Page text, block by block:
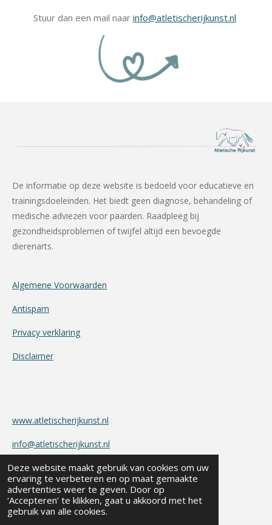
Deze website maakt gebruik van cookies om uw
ervaring te verbeteren en op maat gemaakte
advertenties weer te geven. Door op
‘Accepteren’ te klikken, gaat u akkoord met het
gebruik van alle cookies.
Stuur dan een mail naar info@atletischerijkunst.nl
De informatie op deze website is bedoeld voor educatieve en
trainingsdoeleinden. Het biedt geen diagnose, behandeling of
medische adviezen voor paarden. Raadpleeg bij
gezondheidsproblemen of twijfel altijd een bevoegde
dierenarts.
Algemene Voorwaarden
Antispam
Privacy verklaring
Disclaimer
www.atletischerijkunst.nl
info@atletischerijkunst.nl
BTW.nr.: 1703.82.035.B.01
KvK-nummer : 50186264